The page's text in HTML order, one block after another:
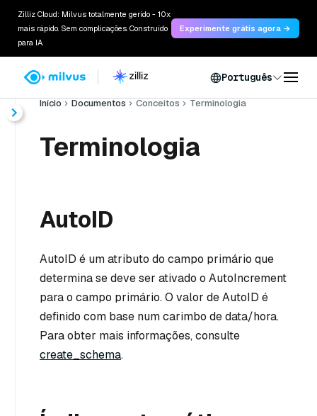
Zilliz Cloud: Milvus totalmente gerido - 10x
mais rápido. Sem complicações. Construído
para IA.
Experimente grátis agora →
Português
Início Documentos Conceitos Terminologia
Terminologia
AutoID
AutoID é um atributo do campo primário que
determina se deve ser ativado o AutoIncrement
para o campo primário. O valor de AutoID é
definido com base num carimbo de data/hora.
Para obter mais informações, consulte
create_schema.